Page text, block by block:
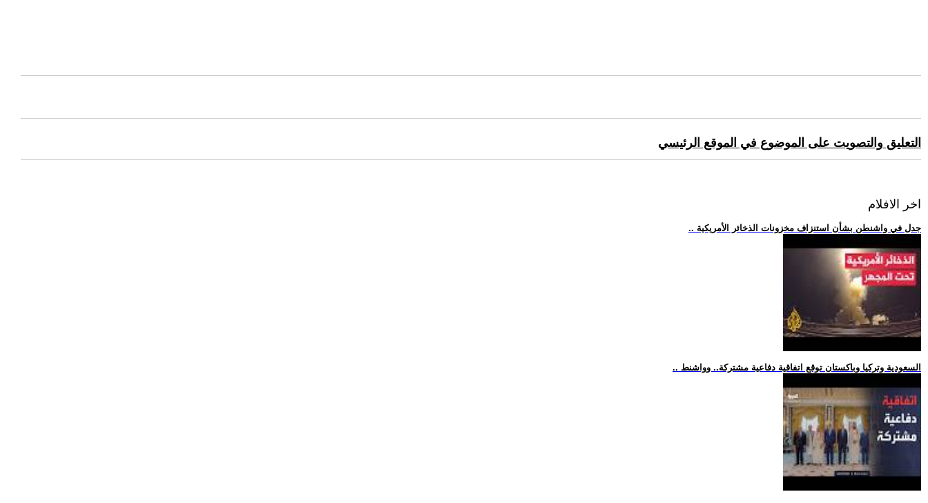
التعليق والتصويت على الموضوع في الموقع الرئيسي
اخر الافلام
.. جدل في واشنطن بشأن استنزاف مخزونات الذخائر الأمريكية
.. السعودية وتركيا وباكستان توقع اتفاقية دفاعية مشتركة.. وواشنط